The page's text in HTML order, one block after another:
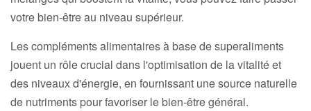
votre bien-être au niveau supérieur.
Les compléments alimentaires à base de superaliments
jouent un rôle crucial dans l'optimisation de la vitalité et
des niveaux d'énergie, en fournissant une source naturelle
de nutriments pour favoriser le bien-être général.